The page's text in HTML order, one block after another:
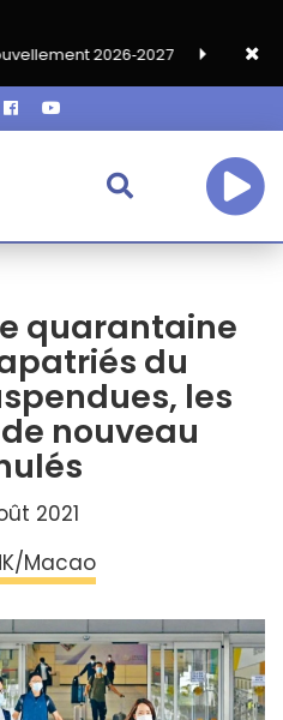
Grand café de
quarantaine
du
les
nouveau
2021
Macao